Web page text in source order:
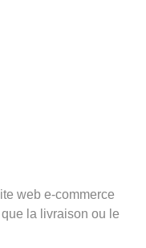
web e-commerce
la livraison ou le